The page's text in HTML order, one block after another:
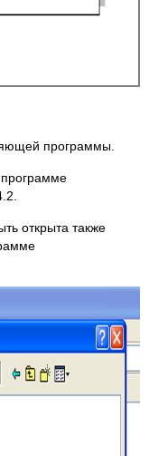
программы.
открыта также